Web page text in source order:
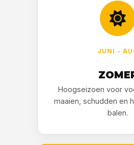
JUNI -
Hoogseizoen voor
maaien, schudden en
balen.